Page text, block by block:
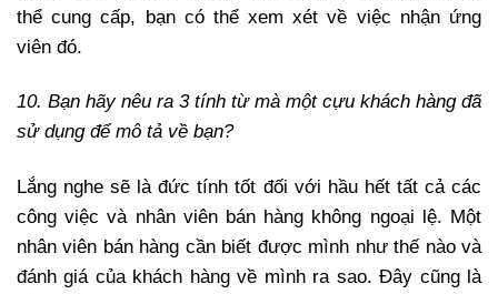
thể cung cấp, bạn có thể xem xét về việc nhận ứng
viên đó.
10. Bạn hãy nêu ra 3 tính từ mà một cựu khách hàng đã
sử dụng để mô tả về bạn?
Lắng nghe sẽ là đức tính tốt đối với hầu hết tất cả các
công việc và nhân viên bán hàng không ngoại lệ. Một
nhân viên bán hàng cần biết được mình như thế nào và
đánh giá của khách hàng về mình ra sao. Đây cũng là